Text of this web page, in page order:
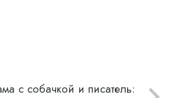
с собачкой и писатель: